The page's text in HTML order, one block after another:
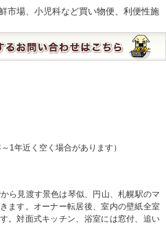
市場、小児科など買い物便、利便性施
1年近く空く場合があります）
ら見渡す景色は琴似、円山、札幌駅のマ
ます。オーナー転居後、室内の壁紙全室
。対面式キッチン、浴室には窓付、追い